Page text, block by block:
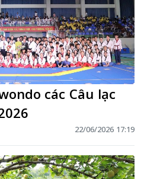
các Câu lạc
22/06/2026 17:19